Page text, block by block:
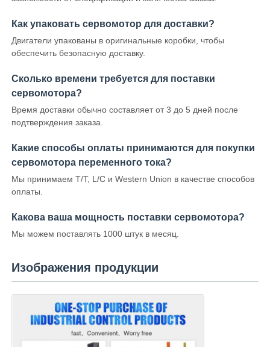
Как упаковать сервомотор для доставки?
Двигатели упакованы в оригинальные коробки, чтобы
обеспечить безопасную доставку.
Сколько времени требуется для поставки
сервомотора?
Время доставки обычно составляет от 3 до 5 дней после
подтверждения заказа.
Какие способы оплаты принимаются для покупки
сервомотора переменного тока?
Мы принимаем T/T, L/C и Western Union в качестве способов
оплаты.
Какова ваша мощность поставки сервомотора?
Мы можем поставлять 1000 штук в месяц.
Изображения продукции